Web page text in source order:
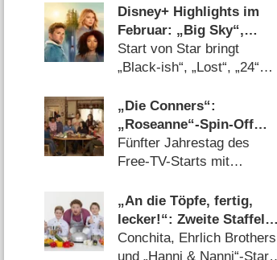
Disney+ Highlights im
Februar: „Big Sky“,
„Love, Victor“ und „Akte
X“
Start von Star bringt
„Black-ish“, „Lost“, „24“
14.01.2021)
„Die Conners“:
„Roseanne“-Spin-Off
kommt zum Disney
Channel
Fünfter Jahrestag des
Free-TV-Starts mit
16.01.2019)
„An die Töpfe, fertig,
lecker!“: Zweite Staffel
der Disney-Channel-
Kochshow ab Februar
Conchita, Ehrlich Brothers
und „Hanni & Nanni“-Stars